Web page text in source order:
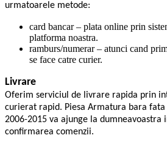
urmatoarele metode:
card bancar – plata online prin
platforma noastra.
ramburs/numerar – atunci cand
se face catre curier.
Livrare
Oferim serviciul de livrare rapida prin
curierat rapid. Piesa Armatura bara fata
2006-2015 va ajunge la dumneavoastra
confirmarea comenzii.